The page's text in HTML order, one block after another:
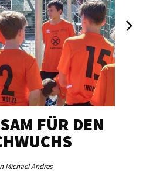
FÜR DEN
Michael Andres